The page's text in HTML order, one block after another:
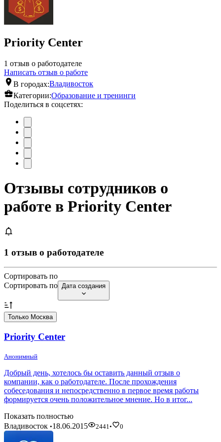
Priority Center
1 отзыв о работодателе
Написать отзыв о работе
В городах:Владивосток
Категории:Образование и тренинги
Поделиться в соцсетях:
Отзывы сотрудников о
работе в Priority Center
1 отзыв о работодателе
Сортировать по
Сортировать по Дата создания
Только Москва
Priority Center
Анонимный
Добрый день, хотелось бы оставить данный отзыв о
компании, как о работодателе. После прохождения
собеседования и непосредственно в первое время работы
формируется очень положительное мнение. Но в итог...
Показать полностью
Владивосток •18.06.2015 2441 • 0